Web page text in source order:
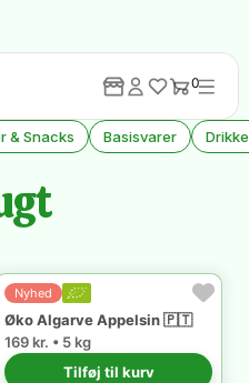
0
& Snacks Basisvarer
Nyhed
Øko Algarve Appelsin 🇵🇹
169 kr. • 5 kg
Tilføj til kurv